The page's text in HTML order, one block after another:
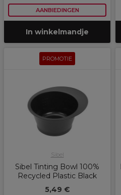
AANBIEDINGEN
In winkelmandje
PROMOTIE
Sibel
Sibel Tinting Bowl 100%
Recycled Plastic Black
5,49 €